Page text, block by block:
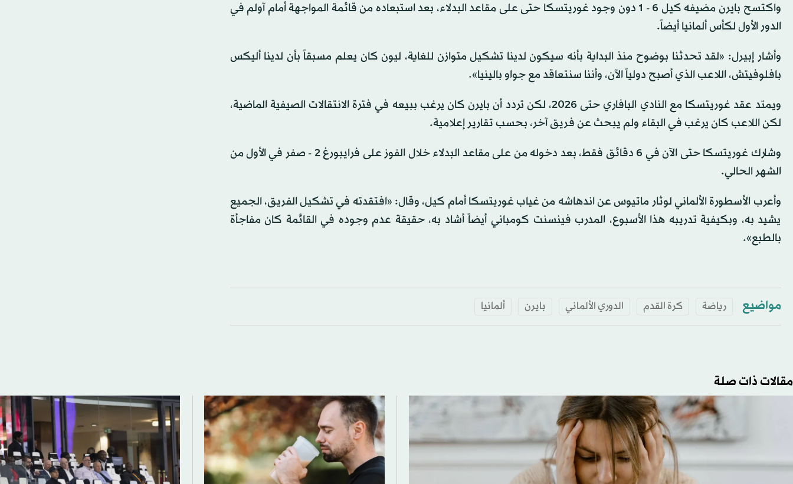
واكتسح بايرن مضيفه كيل 6 - 1 دون وجود غوريتسكا حتى على مقاعد البدلاء، بعد استبعاده من قائمة المواجهة أمام آولم في
الدور الأول لكأس ألمانيا أيضاً.
وأشار إبيرل: «لقد تحدثنا بوضوح منذ البداية بأنه سيكون لدينا تشكيل متوازن للغاية، ليون كان يعلم مسبقاً بأن لدينا أليكس
بافلوفيتش، اللاعب الذي أصبح دولياً الآن، وأننا سنتعاقد مع جواو بالينيا».
ويمتد عقد غوريتسكا مع النادي البافاري حتى 2026، لكن تردد أن بايرن كان يرغب ببيعه في فترة الانتقالات الصيفية الماضية،
لكن اللاعب كان يرغب في البقاء ولم يبحث عن فريق آخر، بحسب تقارير إعلامية.
وشارك غوريتسكا حتى الآن في 6 دقائق فقط، بعد دخوله من على مقاعد البدلاء خلال الفوز على فرايبورغ 2 - صفر في الأول من
الشهر الحالي.
وأعرب الأسطورة الألماني لوثار ماتيوس عن اندهاشه من غياب غوريتسكا أمام كيل، وقال: «افتقدته في تشكيل الفريق، الجميع
يشيد به، وبكيفية تدريبه هذا الأسبوع، المدرب فينسنت كومباني أيضاً أشاد به، حقيقة عدم وجوده في القائمة كان مفاجأة
بالطبع».
مواضيع رياضة كرة القدم الدوري الألماني بايرن ألمانيا
مقالات ذات صلة